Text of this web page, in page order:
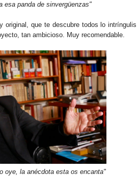
panda de sinvergüenzas"
original, que te descubre todos lo
tan ambicioso. Muy recomendable.
oye, la anécdota esta os encanta"